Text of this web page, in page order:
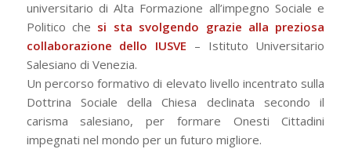
universitario di Alta Formazione all’impegno Sociale e
Politico che si sta svolgendo grazie alla preziosa
collaborazione dello IUSVE – Istituto Universitario
Salesiano di Venezia.
Un percorso formativo di elevato livello incentrato sulla
Dottrina Sociale della Chiesa declinata secondo il
carisma salesiano, per formare Onesti Cittadini
impegnati nel mondo per un futuro migliore.